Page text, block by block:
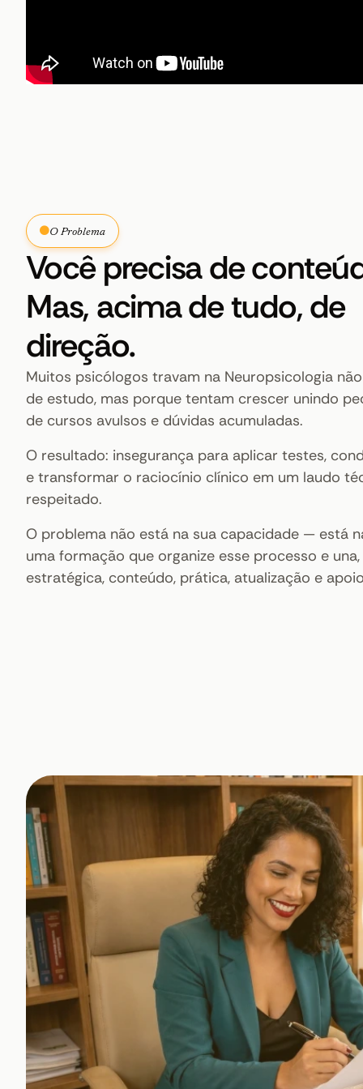
O Problema
Você precisa de
Mas, acima de tudo, de
direção.
Muitos psicólogos travam na Neuropsicologia
de estudo, mas porque tentam crescer unindo
de cursos avulsos e dúvidas acumuladas.
O resultado: insegurança para aplicar testes,
e transformar o raciocínio clínico em um laudo
respeitado.
O problema não está na sua capacidade — está
uma formação que organize esse processo e
estratégica, conteúdo, prática, atualização e